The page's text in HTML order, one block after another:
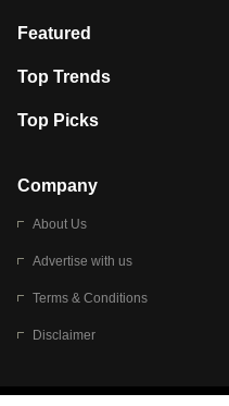
भरत तिवारी कथित एनकाउंटर मामले में बड़ी
Featured
स्पेन में प्रवासियों का सैलाब! मोरक्को से
Top Trends
RBI का नया नियम: अब बैंकों को अपनी सभी
Top Picks
बारिश की चेतावनी
Company
About Us
Advertise with us
Terms & Conditions
Disclaimer